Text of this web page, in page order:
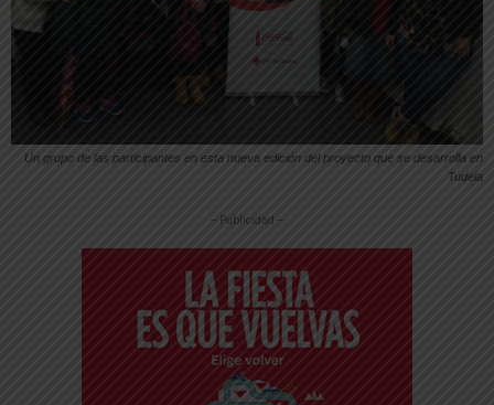
Un grupo de las participantes en esta nueva edición del proyecto que se desarrolla en
Tudela
-- Publicidad --